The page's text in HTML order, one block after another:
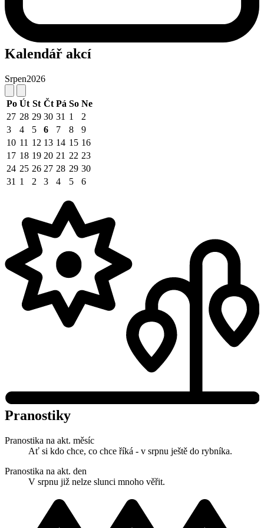
Kalendář akcí
Srpen2026
Po Út St Čt Pá So Ne
27 28 29 30 31 1
2
3
4 5 6 7 8
9
10 11 12 13 14 15 16
17 18 19 20 21 22 23
24 25 26 27 28 29 30
31 1 2 3 4 5 6
Pranostiky
Pranostika na akt. měsíc
Ať si kdo chce, co chce říká - v srpnu ještě do rybníka.
Pranostika na akt. den
V srpnu již nelze slunci mnoho věřit.